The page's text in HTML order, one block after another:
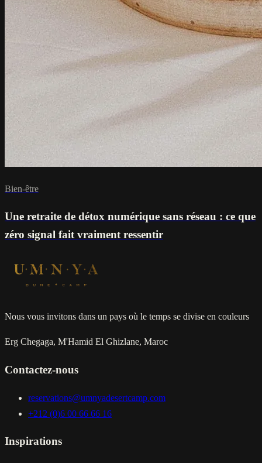
Bien-être
Une retraite de détox numérique sans réseau : ce que
zéro signal fait vraiment ressentir
Nous vous invitons dans un pays où le temps se divise en couleurs
Erg Chegaga, M'Hamid El Ghizlane, Maroc
Contactez-nous
reservations@umnyadesertcamp.com
+212 (0)6 00 66 66 16
Inspirations